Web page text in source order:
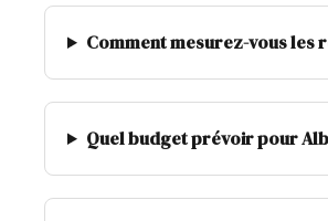
Comment mesurez-vous les
Quel budget prévoir pour